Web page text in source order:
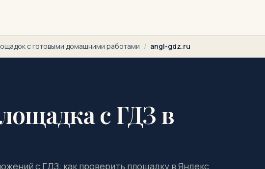
с готовыми домашними работами / angl-gdz.ru
с ГДЗ в
с ГДЗ: как проверить площадку в Яндекс